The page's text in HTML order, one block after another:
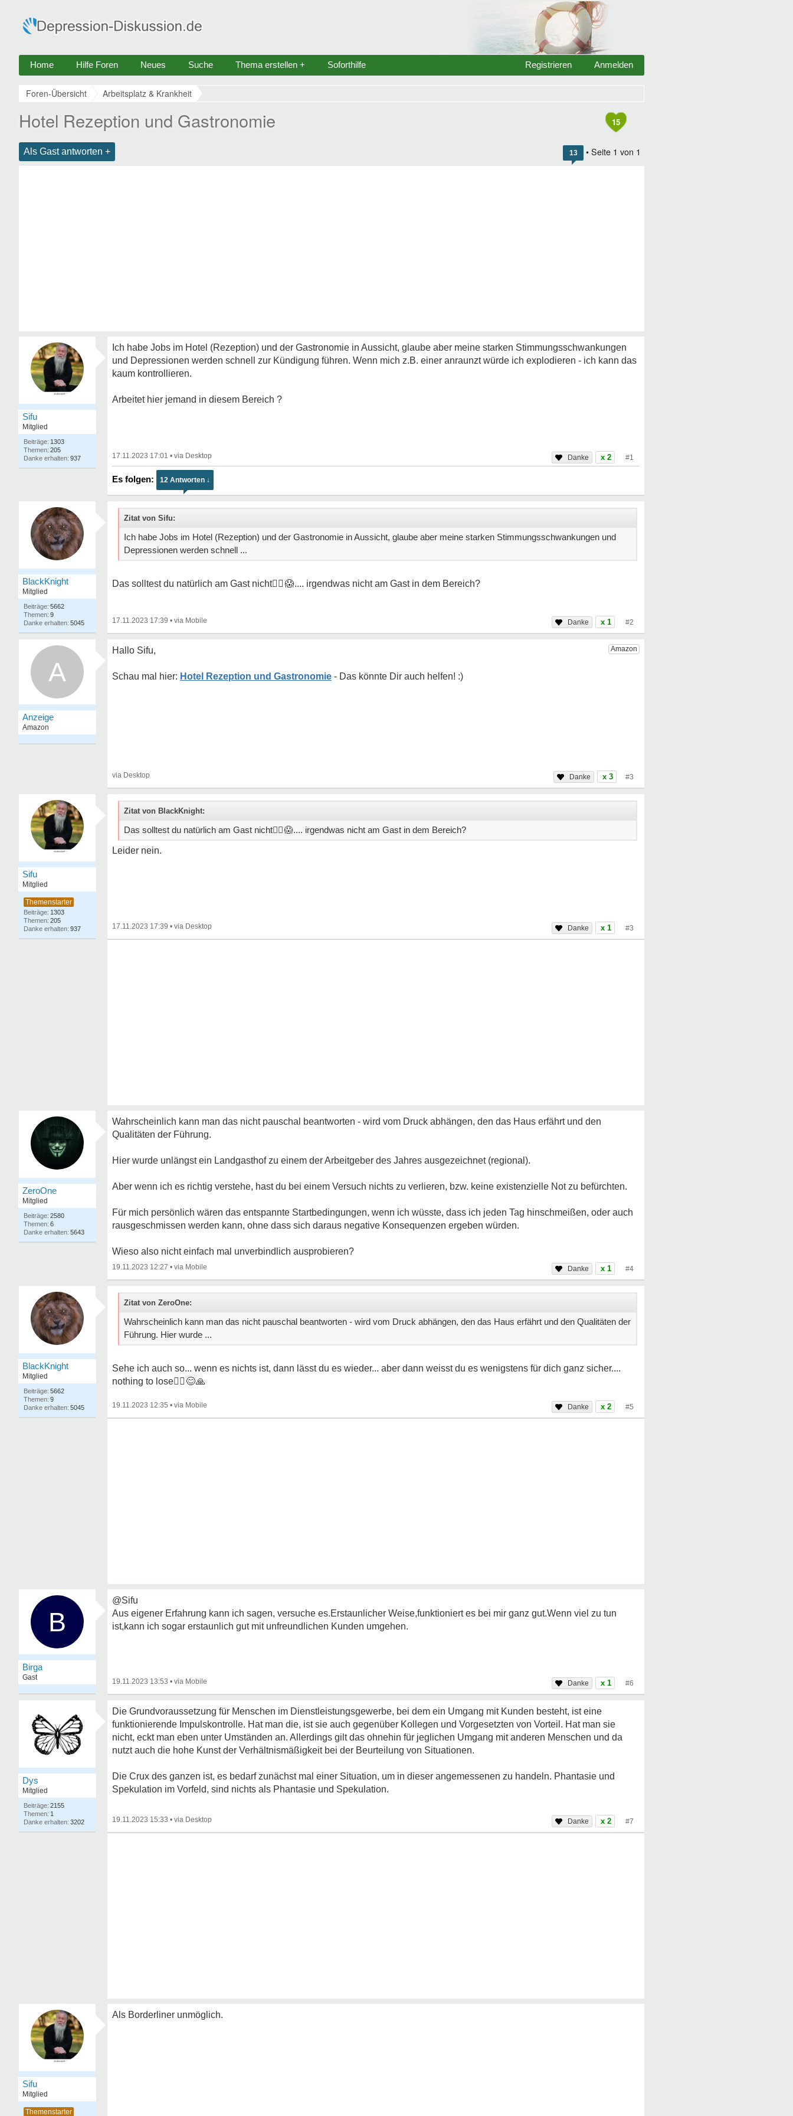
Home Hilfe Foren Neues Suche Thema erstellen + Soforthilfe Anmelden
Registrieren
Foren-Übersicht Arbeitsplatz & Krankheit
15
Hotel Rezeption und Gastronomie
Als Gast antworten + 13 • Seite 1 von 1
Sifu
Mitglied
1303
205
937
Ich habe Jobs im Hotel (Rezeption) und der Gastronomie in Aussicht, glaube aber meine starken Stimmungsschwankungen
und Depressionen werden schnell zur Kündigung führen. Wenn mich z.B. einer anraunzt würde ich explodieren - ich kann das
kaum kontrollieren.
Arbeitet hier jemand in diesem Bereich ?
17.11.2023 17:01 • x 2 #1
12 Antworten ↓
BlackKnight
Mitglied
5662
9
5045
Zitat von Sifu:
Ich habe Jobs im Hotel (Rezeption) und der Gastronomie in Aussicht, glaube aber meine starken Stimmungsschwankungen und
Depressionen werden schnell ...
Das solltest du natürlich am Gast nicht🤷‍♂😱.... irgendwas nicht am Gast in dem Bereich?
17.11.2023 17:39 • x 1 #2
A
Hallo Sifu,
Hotel Rezeption und Gastronomie
x 3 #3
Sifu
Mitglied
1303
205
937
Zitat von BlackKnight:
Das solltest du natürlich am Gast nicht🤷‍♂😱.... irgendwas nicht am Gast in dem Bereich?
Leider nein.
17.11.2023 17:39 • x 1 #3
ZeroOne
Mitglied
2580
6
5643
Wahrscheinlich kann man das nicht pauschal beantworten - wird vom Druck abhängen, den das Haus erfährt und den
Qualitäten der Führung.
Hier wurde unlängst ein Landgasthof zu einem der Arbeitgeber des Jahres ausgezeichnet (regional).
Aber wenn ich es richtig verstehe, hast du bei einem Versuch nichts zu verlieren, bzw. keine existenzielle Not zu befürchten.
Für mich persönlich wären das entspannte Startbedingungen, wenn ich wüsste, dass ich jeden Tag hinschmeißen, oder auch
rausgeschmissen werden kann, ohne dass sich daraus negative Konsequenzen ergeben würden.
Wieso also nicht einfach mal unverbindlich ausprobieren?
19.11.2023 12:27 • x 1 #4
BlackKnight
Mitglied
5662
9
5045
Zitat von ZeroOne:
Wahrscheinlich kann man das nicht pauschal beantworten - wird vom Druck abhängen, den das Haus erfährt und den Qualitäten der
Führung. Hier wurde ...
Sehe ich auch so... wenn es nichts ist, dann lässt du es wieder... aber dann weisst du es wenigstens für dich ganz sicher....
nothing to lose🤷‍♂😊🙏
19.11.2023 12:35 • x 2 #5
B
Birga
Gast
@Sifu
Aus eigener Erfahrung kann ich sagen, versuche es.Erstaunlicher Weise,funktioniert es bei mir ganz gut.Wenn viel zu tun
ist,kann ich sogar erstaunlich gut mit unfreundlichen Kunden umgehen.
19.11.2023 13:53 • x 1 #6
Dys
Mitglied
2155
1
3202
Die Grundvoraussetzung für Menschen im Dienstleistungsgewerbe, bei dem ein Umgang mit Kunden besteht, ist eine
funktionierende Impulskontrolle. Hat man die, ist sie auch gegenüber Kollegen und Vorgesetzten von Vorteil. Hat man sie
nicht, eckt man eben unter Umständen an. Allerdings gilt das ohnehin für jeglichen Umgang mit anderen Menschen und da
nutzt auch die hohe Kunst der Verhältnismäßigkeit bei der Beurteilung von Situationen.
Die Crux des ganzen ist, es bedarf zunächst mal einer Situation, um in dieser angemessenen zu handeln. Phantasie und
Spekulation im Vorfeld, sind nichts als Phantasie und Spekulation.
19.11.2023 15:33 • x 2 #7
Sifu
Mitglied
Als Borderliner unmöglich.